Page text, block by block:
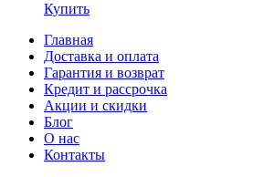
Купить
Главная
Доставка и оплата
Гарантия и возврат
Кредит и рассрочка
Акции и скидки
Блог
О нас
Контакты